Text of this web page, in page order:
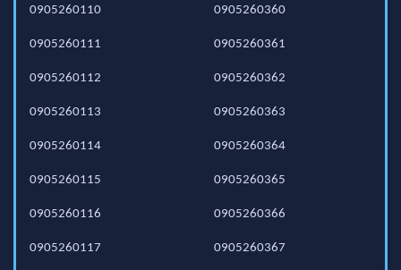
0905260110
0905260111
0905260112
0905260113
0905260114
0905260115
0905260116
0905260117
0905260360
0905260361
0905260362
0905260363
0905260364
0905260365
0905260366
0905260367